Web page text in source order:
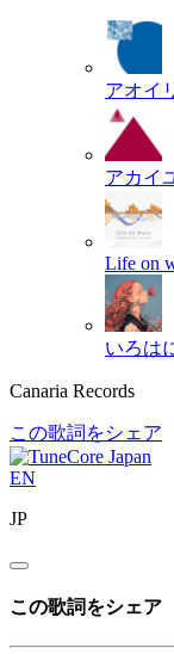
アオイ
アカイ
Life on
いろは
Canaria Records
この歌詞をシェア
EN
JP
この歌詞をシェア